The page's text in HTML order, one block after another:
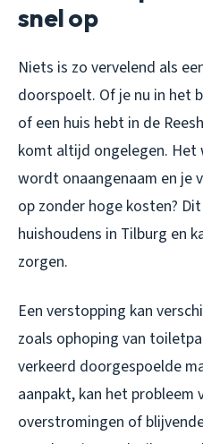
snel op
Niets is zo vervelend als
doorspoelt. Of je nu in het
of een huis hebt in de
komt altijd ongelegen.
wordt onaangenaam en je
op zonder hoge kosten?
huishoudens in Tilburg en
zorgen.
Een verstopping kan
zoals ophoping van
verkeerd doorgespoelde
aanpakt, kan het probleem
overstromingen of